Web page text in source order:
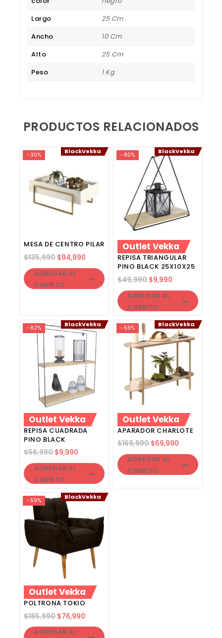
Largo
25 Cm
Ancho
10 Cm
Alto
25 Cm
Peso
1 Kg
PRODUCTOS RELACIONADOS
-30% BlackVekka
MESA DE CENTRO PILAR
$135,990 $94,990
AGREGAR AL
CARRITO
-80% BlackVekka
Outlet Vekka
REPISA TRIANGULAR
PINO BLACK 25X10X25
$49,990 $9,990
AGREGAR AL
CARRITO
-82% BlackVekka
Outlet Vekka
REPISA CUADRADA
PINO BLACK
$56,990 $9,990
AGREGAR AL
CARRITO
-59% BlackVekka
Outlet Vekka
APARADOR CHARLOTE
$169,990 $69,990
AGREGAR AL
CARRITO
-59% BlackVekka
Outlet Vekka
POLTRONA TOKIO
$185,990 $76,990
AGREGAR AL